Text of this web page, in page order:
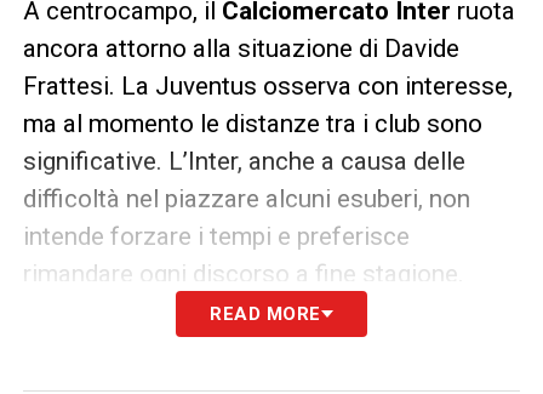
A centrocampo, il Calciomercato Inter ruota
ancora attorno alla situazione di Davide
Frattesi. La Juventus osserva con interesse,
ma al momento le distanze tra i club sono
significative. L’Inter, anche a causa delle
difficoltà nel piazzare alcuni esuberi, non
intende forzare i tempi e preferisce
rimandare ogni discorso a fine stagione.
Infine, per la fascia destra in ottica giugno,
READ MORE